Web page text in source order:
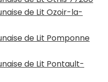
de Lit Ozoir-la-
de Lit Pomponne
de Lit Pontault-